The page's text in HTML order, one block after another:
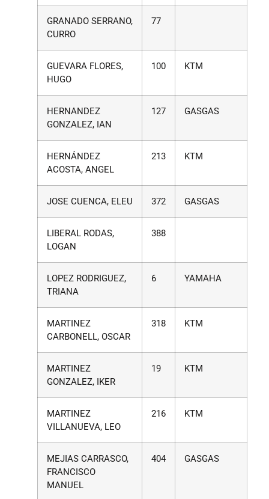
GRANADO SERRANO,
CURRO
77
GUEVARA FLORES,
HUGO
100 KTM
HERNANDEZ
GONZALEZ, IAN
127 GASGAS
HERNÁNDEZ
ACOSTA, ANGEL
213 KTM
JOSE CUENCA, ELEU 372 GASGAS
LIBERAL RODAS,
LOGAN
388
LOPEZ RODRIGUEZ,
TRIANA
6 YAMAHA
MARTINEZ
CARBONELL, OSCAR
318 KTM
MARTINEZ
GONZALEZ, IKER
19 KTM
MARTINEZ
VILLANUEVA, LEO
216 KTM
MEJIAS CARRASCO,
FRANCISCO
MANUEL
404 GASGAS